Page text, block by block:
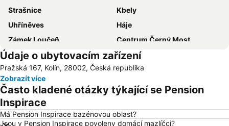
Strašnice
Kbely
Uhříněves
Háje
Zámek Loučeň
Centrum Černý Most
Dostihové závodiště Pardubice
Dolní Počernice
Újezd nad Lesy
Satalice
Zámek Žleby
Zámek Dětenice
Sázava
Mladá Boleslav
Černý Most Metro Station
Údaje o ubytovacím zařízení
Pražská 167, Kolín, 28002, Česká republika
Zobrazít více
Často kladené otázky týkající se Pension
Inspirace
Má Pension Inspirace bazénovou oblast?
Jsou v Pension Inspirace povoleny domácí mazlíčci?